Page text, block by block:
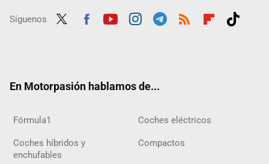
Síguenos
En Motorpasión hablamos de...
Fórmula1 Coches eléctricos
Coches híbridos y
enchufables
Compactos